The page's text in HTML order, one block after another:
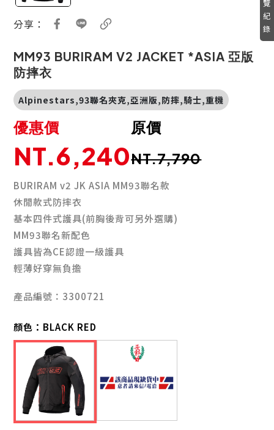
分享：
MM93 BURIRAM V2 JACKET *ASIA 亞版
防摔衣
Alpinestars,93聯名夾克,亞洲版,防摔,騎士,重機
原價
NT.7,790
優惠價
NT.6,240
BURIRAM v2 JK ASIA MM93聯名款
休閒款式防摔衣
基本四件式護具(前胸後背可另外選購)
MM93聯名新配色
護具皆為CE認證一級護具
輕薄好穿無負擔
產品編號：3300721
顏色： BLACK RED
覽
紀
錄